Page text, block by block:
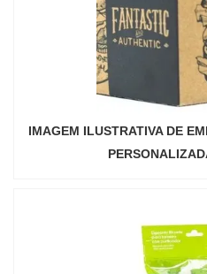
IMAGEM ILUSTRATIVA DE